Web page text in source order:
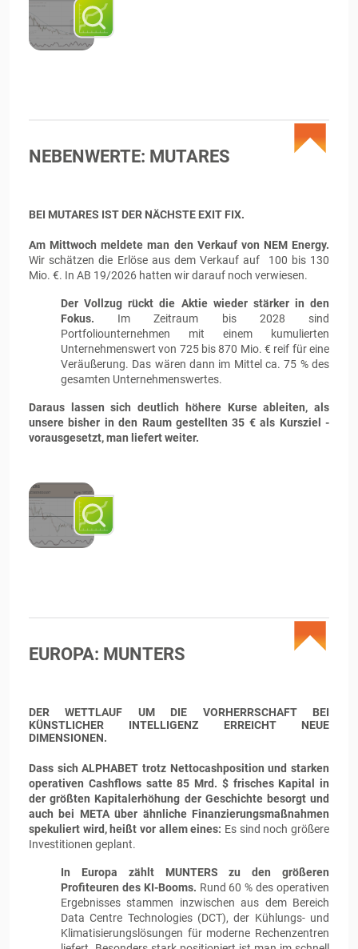
NEBENWERTE: MUTARES
BEI MUTARES IST DER NÄCHSTE EXIT FIX.
Am Mittwoch meldete man den Verkauf von NEM Energy.
Wir schätzen die Erlöse aus dem Verkauf auf 100 bis 130
Mio. €. In AB 19/2026 hatten wir darauf noch verwiesen.
Der Vollzug rückt die Aktie wieder stärker in den
Fokus. Im Zeitraum bis 2028 sind
Portfoliounternehmen mit einem kumulierten
Unternehmenswert von 725 bis 870 Mio. € reif für eine
Veräußerung. Das wären dann im Mittel ca. 75 % des
gesamten Unternehmenswertes.
Daraus lassen sich deutlich höhere Kurse ableiten, als
unsere bisher in den Raum gestellten 35 € als Kursziel -
vorausgesetzt, man liefert weiter.
EUROPA: MUNTERS
DER WETTLAUF UM DIE VORHERRSCHAFT BEI
KÜNSTLICHER INTELLIGENZ ERREICHT NEUE
DIMENSIONEN.
Dass sich ALPHABET trotz Nettocashposition und starken
operativen Cashflows satte 85 Mrd. $ frisches Kapital in
der größten Kapitalerhöhung der Geschichte besorgt und
auch bei META über ähnliche Finanzierungsmaßnahmen
spekuliert wird, heißt vor allem eines: Es sind noch größere
Investitionen geplant.
In Europa zählt MUNTERS zu den größeren
Profiteuren des KI-Booms. Rund 60 % des operativen
Ergebnisses stammen inzwischen aus dem Bereich
Data Centre Technologies (DCT), der Kühlungs- und
Klimatisierungslösungen für moderne Rechenzentren